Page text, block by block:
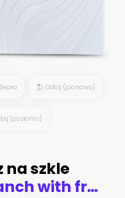
Sepia Odbij (pionowo)
(poziomo)
na szkle
Lemon branch with fruit and leaves. Watercolor hand drawn illustration